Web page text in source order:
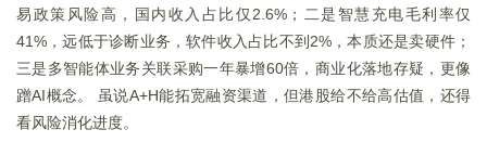
易政策风险高，国内收入占比仅2.6%；二是智慧充电毛利率仅
41%，远低于诊断业务，软件收入占比不到2%，本质还是卖硬件；
三是多智能体业务关联采购一年暴增60倍，商业化落地存疑，更像
蹭AI概念。 虽说A+H能拓宽融资渠道，但港股给不给高估值，还得
看风险消化进度。